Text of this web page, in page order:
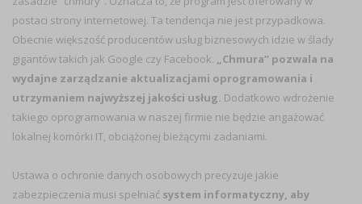
postaci strony internetowej. Ta tendencja nie jest przypadkowa.
Obecnie większość producentów usług biznesowych idzie w ślady
gigantów takich jak Google czy Facebook. „Chmura” pozwala na
wydajne zarządzanie aktualizacjami oprogramowania i
utrzymaniem najwyższej jakości usług. Dodatkowo wdrożenie
takiego oprogramowania w naszej firmie nie będzie angażować
lokalnej komórki IT, obciążonej bieżącymi zadaniami.
Ustawa o ochronie danych osobowych precyzuje jakie
zabezpieczenia musi spełniać system informatyczny, aby